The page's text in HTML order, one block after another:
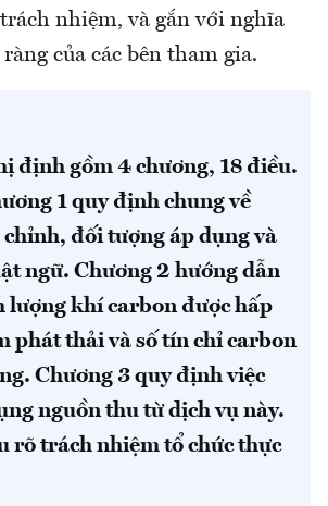
nhiệm, và gắn với nghĩa
của các bên tham gia.
định gồm 4 chương, 18 điều.
1 quy định chung về
đối tượng áp dụng và
ngữ. Chương 2 hướng dẫn
lượng khí carbon được hấp
phát thải và số tín chỉ carbon
Chương 3 quy định việc
nguồn thu từ dịch vụ này.
rõ trách nhiệm tổ chức thực